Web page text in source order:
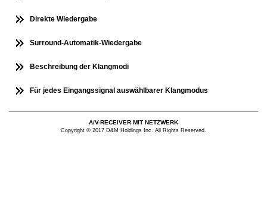
Direkte Wiedergabe
Surround-Automatik-Wiedergabe
Beschreibung der Klangmodi
Für jedes Eingangssignal auswählbarer Klangmodus
A/V-RECEIVER MIT NETZWERK
Copyright © 2017 D&M Holdings Inc. All Rights Reserved.